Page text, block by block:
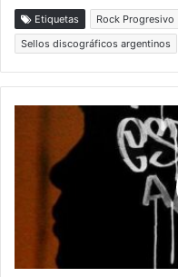
Etiquetas Rock Progresivo
Sellos discográficos argentinos